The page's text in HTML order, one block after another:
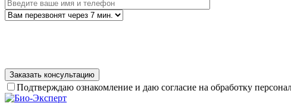
Подтверждаю ознакомление и даю согласие на обработку